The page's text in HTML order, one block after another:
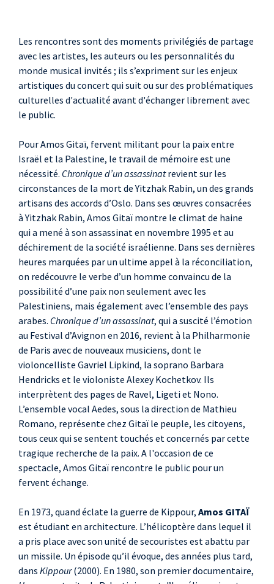
Les rencontres sont des moments privilégiés de partage
avec les artistes, les auteurs ou les personnalités du
monde musical invités ; ils s’expriment sur les enjeux
artistiques du concert qui suit ou sur des problématiques
culturelles d'actualité avant d'échanger librement avec
le public.
Pour Amos Gitaï, fervent militant pour la paix entre
Israël et la Palestine, le travail de mémoire est une
nécessité. Chronique d’un assassinatrevient sur les
circonstances de la mort de Yitzhak Rabin, un des grands
artisans des accords d’Oslo. Dans ses œuvres consacrées
à Yitzhak Rabin, Amos Gitaï montre le climat de haine
qui a mené à son assassinat en novembre 1995 et au
déchirement de la société israélienne. Dans ses dernières
heures marquées par un ultime appel à la réconciliation,
on redécouvre le verbe d’un homme convaincu de la
possibilité d’une paix non seulement avec les
Palestiniens, mais également avec l’ensemble des pays
arabes. Chronique d’un assassinat, qui a suscité l’émotion
au Festival d’Avignon en 2016, revient à la Philharmonie
de Paris avec de nouveaux musiciens, dont le
violoncelliste Gavriel Lipkind, la soprano Barbara
Hendricks et le violoniste Alexey Kochetkov. Ils
interprètent des pages de Ravel, Ligeti et Nono.
L’ensemble vocal Aedes, sous la direction de Mathieu
Romano, représente chez Gitaï le peuple, les citoyens,
tous ceux qui se sentent touchés et concernés par cette
tragique recherche de la paix. A l'occasion de ce
spectacle, Amos Gitaï rencontre le public pour un
fervent échange.
En 1973, quand éclate la guerre de Kippour, Amos GITAÏ
est étudiant en architecture. L’hélicoptère dans lequel il
a pris place avec son unité de secouristes est abattu par
un missile. Un épisode qu’il évoque, des années plus tard,
dans Kippour(2000). En 1980, son premier documentaire,